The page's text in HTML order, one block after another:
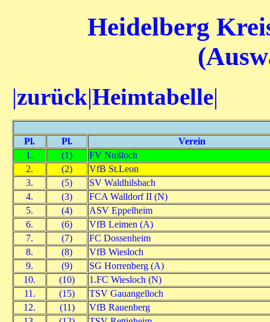
Heidelberg
|zurück|Heimtabelle|
Pl. Pl.
Verein
1.
(1)
FV Nußloch
2.
(2)
VfB St.Leon
3.
(5)
SV Waldhilsbach
4.
(3)
FCA Walldorf II (N)
5.
(4)
ASV Eppelheim
6.
(6)
VfB Leimen (A)
7.
(7)
FC Dossenheim
8.
(8)
VfB Wiesloch
9.
(9)
SG Horrenberg (A)
10.
(10)
1.FC Wiesloch (N)
11.
(15)
TSV Gauangelloch
12.
(11)
VfB Rauenberg